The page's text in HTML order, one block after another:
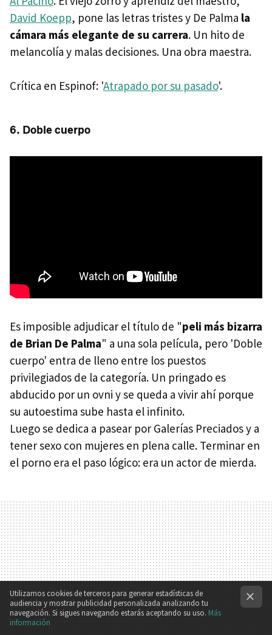
David Koepp, pone las letras tristes y De Palma la
cámara más elegante de su carrera. Un hito de
melancolía y malas decisiones. Una obra maestra.
Crítica en Espinof: 'Atrapado por su pasado'.
6. Doble cuerpo
Es imposible adjudicar el título de "peli más bizarra
de Brian De Palma" a una sola película, pero 'Doble
cuerpo' entra de lleno entre los puestos
privilegiados de la categoría. Un pringado es
abducido por un ovni y se queda a vivir ahí porque
su autoestima sube hasta el infinito.
Luego se dedica a pasear por Galerías Preciados y a
tener sexo con mujeres en plena calle. Terminar en
el porno era el paso lógico: era un actor de mierda.
Utilizamos cookies de terceros para generar estadísticas de
audiencia y mostrar publicidad personalizada analizando tu
navegación. Si sigues navegando estarás aceptando su uso. Más
información